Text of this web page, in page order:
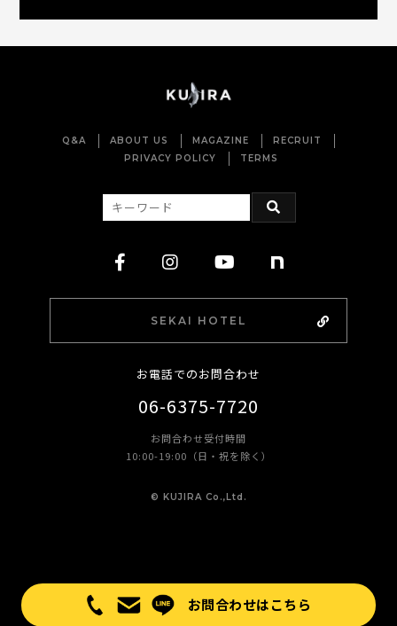
お問合わせはこちら
Q&A ABOUT US MAGAZINE
RECRUIT
PRIVACY POLICY
TERMS
SEKAI HOTEL
お電話でのお問合わせ
06-6375-7720
お問合わせ受付時間
10:00-19:00（日・祝を除く）
©︎ KUJIRA Co.,Ltd.